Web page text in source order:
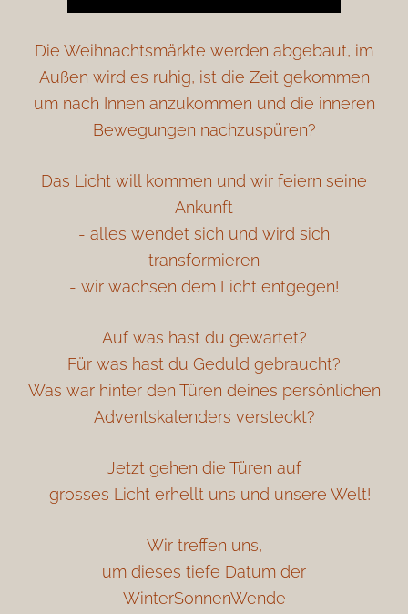
Die Weihnachtsmärkte werden abgebaut, im
Außen wird es ruhig, ist die Zeit gekommen
um nach Innen anzukommen und die inneren
Bewegungen nachzuspüren?
Das Licht will kommen und wir feiern seine
Ankunft
- alles wendet sich und wird sich
transformieren
- wir wachsen dem Licht entgegen!
Auf was hast du gewartet?
Für was hast du Geduld gebraucht?
Was war hinter den Türen deines persönlichen
Adventskalenders versteckt?
Jetzt gehen die Türen auf
- grosses Licht erhellt uns und unsere Welt!
Wir treffen uns,
um dieses tiefe Datum der
WinterSonnenWende